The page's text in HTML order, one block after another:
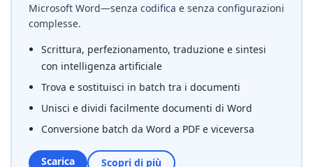
Microsoft Word—senza codifica e senza configurazioni
complesse.
Scrittura, perfezionamento, traduzione e sintesi
con intelligenza artificiale
Trova e sostituisci in batch tra i documenti
Unisci e dividi facilmente documenti di Word
Conversione batch da Word a PDF e viceversa
Scarica Scopri di più